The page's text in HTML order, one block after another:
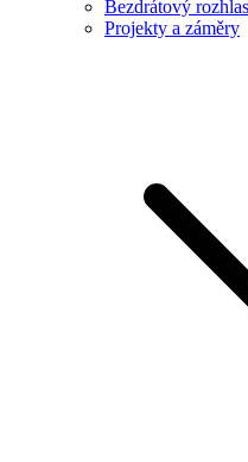
Bezdrátový rozhlas
Projekty a záměry